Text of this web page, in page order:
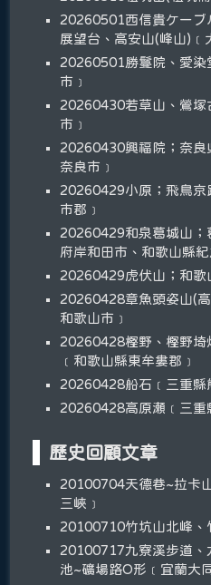
20260501西信貴ケーブ
展望台、高安山(峰山)﹝
20260501勝鬘院、愛染
市﹞
20260430若草山、鶯塚
市﹞
20260430興福院；奈良
奈良市﹞
20260429小原；飛鳥京
市郡﹞
20260429和泉葛城山；
府岸和田市、和歌山縣紀
20260429虎伏山；和歌
20260428章魚頭姿山(
和歌山市﹞
20260428樫野、樫野埼
﹝和歌山縣東牟婁郡﹞
20260428船石﹝三重縣
20260428高原瀬﹝三重
歷史回顧文章
20100704天德巷~拉卡
三峽﹞
20100710竹坑山北峰、
20100717九寮溪步道、
池~礦場路O形﹝宜蘭大